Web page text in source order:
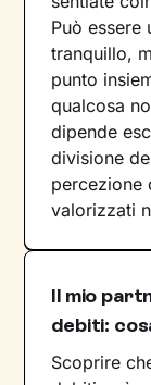
Può essere
tranquillo,
punto
qualcosa
dipende
divisione
percezione
valorizzati
Il mio
debiti:
Scoprire